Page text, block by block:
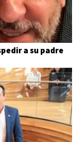
a su padre